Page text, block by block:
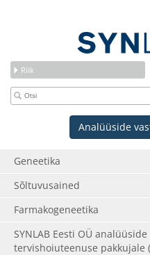
Riik
Analüüside
Geneetika
Sõltuvusained
Farmakogeneetika
SYNLAB Eesti OÜ
tervishoiuteenuse pakkujale